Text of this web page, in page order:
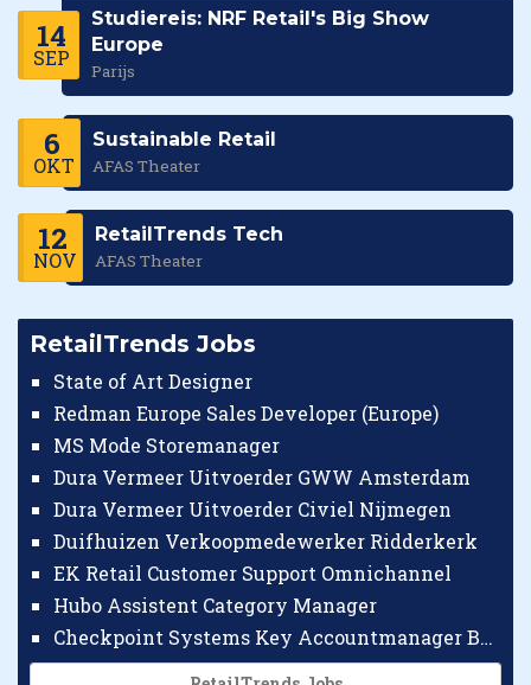
14
SEP
Studiereis: NRF Retail's Big Show
Europe
Parijs
6
OKT
Sustainable Retail
AFAS Theater
12
NOV
RetailTrends Tech
AFAS Theater
RetailTrends Jobs
State of Art Designer
Redman Europe Sales Developer (Europe)
MS Mode Storemanager
Dura Vermeer Uitvoerder GWW Amsterdam
Dura Vermeer Uitvoerder Civiel Nijmegen
Duifhuizen Verkoopmedewerker Ridderkerk
EK Retail Customer Support Omnichannel
Hubo Assistent Category Manager
Checkpoint Systems Key Accountmanager Benelux